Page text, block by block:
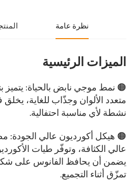
نظرة عامة
الميزات الرئيسية
🟠 نمط موجي نابض بالحياة:
متعدد الألوان وجذّاب للغاية، يخلق
نشطة لأي مناسبة احتفالية.
🟠 هيكل أكورديون عالي
عالي الكثافة، وتوفّر طيات
يضمن أن يحافظ الفانوس على
تمزّق أثناء التجميع.